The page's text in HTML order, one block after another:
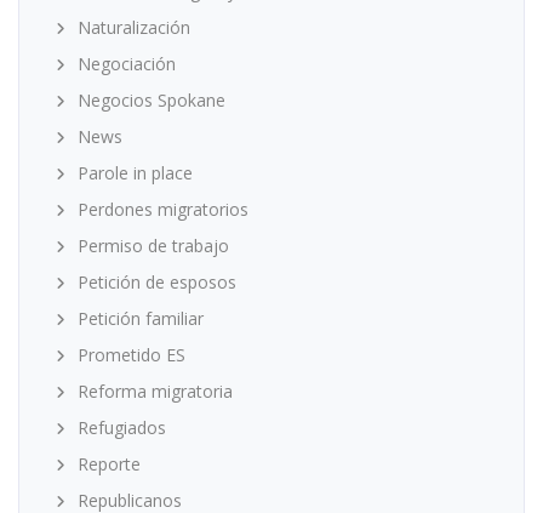
Naturalización
Negociación
Negocios Spokane
News
Parole in place
Perdones migratorios
Permiso de trabajo
Petición de esposos
Petición familiar
Prometido ES
Reforma migratoria
Refugiados
Reporte
Republicanos